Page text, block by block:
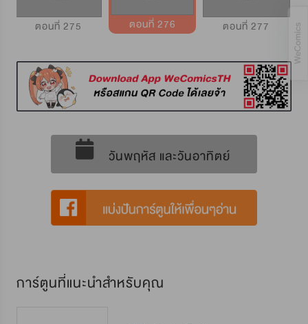
ตอนที่ 275 ตอนที่ 276 ตอนที่ 277
วันพฤหัส และวันอาทิตย์
การ์ตูนที่แนะนำสำหรับคุณ